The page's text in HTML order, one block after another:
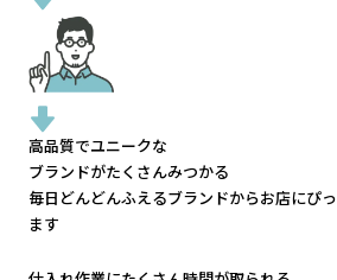
高品質でユニークな
ブランドがたくさんみつかる
毎日どんどんふえるブランドからお店にぴ
ます